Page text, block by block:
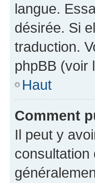
langue.
désirée. Si
traduction.
phpBB (voir
Haut
Comment
Il peut y